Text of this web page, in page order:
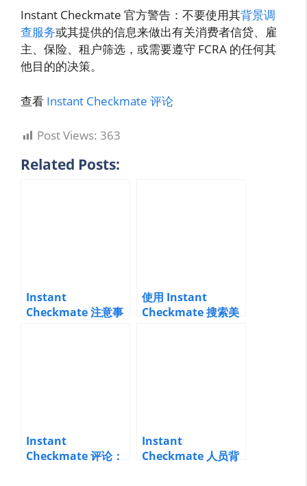
Instant Checkmate 官方警告：不要使用其背景调
查服务或其提供的信息来做出有关消费者信贷、雇
主、保险、租户筛选，或需要遵守 FCRA 的任何其
他目的的决策。
查看 Instant Checkmate 评论
Post Views: 363
Related Posts:
Instant
Checkmate 注意事
使用 Instant
Checkmate 搜索美
Instant
Checkmate 评论：
Instant
Checkmate 人员背